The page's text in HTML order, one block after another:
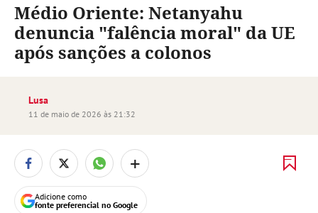
Médio Oriente: Netanyahu
denuncia "falência moral" da UE
após sanções a colonos
Lusa
11 de maio de 2026 às 21:32
+
Adicione como
fonte preferencial no Google